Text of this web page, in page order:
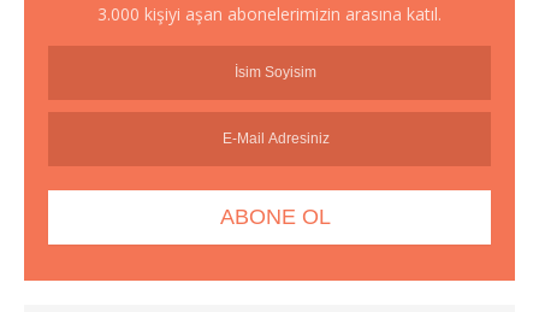
3.000 kişiyi aşan abonelerimizin arasına katıl.